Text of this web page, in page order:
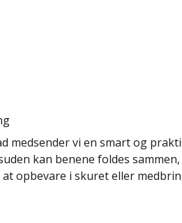
medsender vi en smart og
kan benene foldes
opbevare i skuret eller